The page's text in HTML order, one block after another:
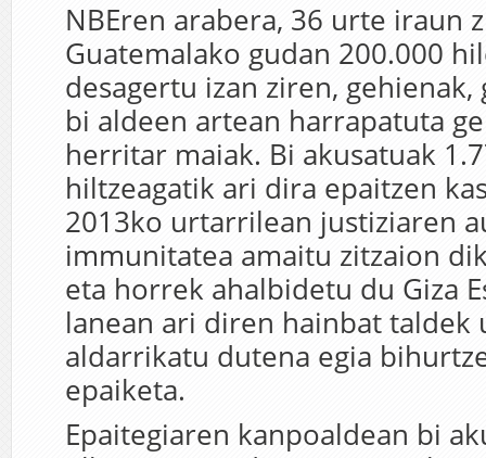
NBEren arabera, 36 urte iraun
Guatemalako gudan 200.000
desagertu izan ziren, gehienak,
bi aldeen artean harrapatuta
herritar maiak. Bi akusatuak
hiltzeagatik ari dira epaitzen
2013ko urtarrilean justiziaren
immunitatea amaitu zitzaion
eta horrek ahalbidetu du Giza
lanean ari diren hainbat taldek
aldarrikatu dutena egia
epaiketa.
Epaitegiaren kanpoaldean bi